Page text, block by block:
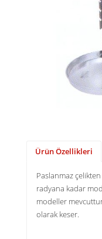
Ürün Özellikleri
Paslanmaz
radyana kadar
modeller
olarak keser.